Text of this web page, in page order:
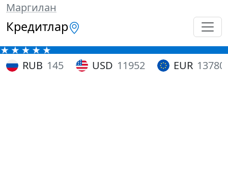
Маргилан
Кредитлар
RUB 145 USD 11952 EUR 13780